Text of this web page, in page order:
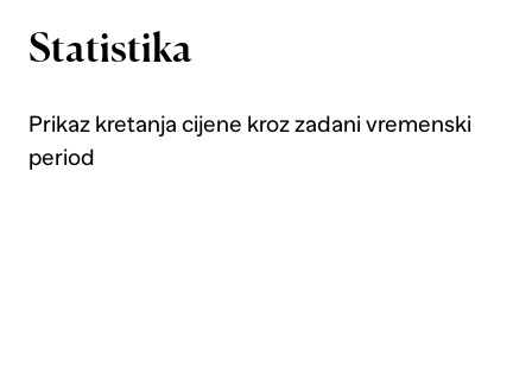
Statistika
Prikaz kretanja cijene kroz zadani vremenski
period